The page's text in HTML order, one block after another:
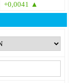
+0,0041 ▲